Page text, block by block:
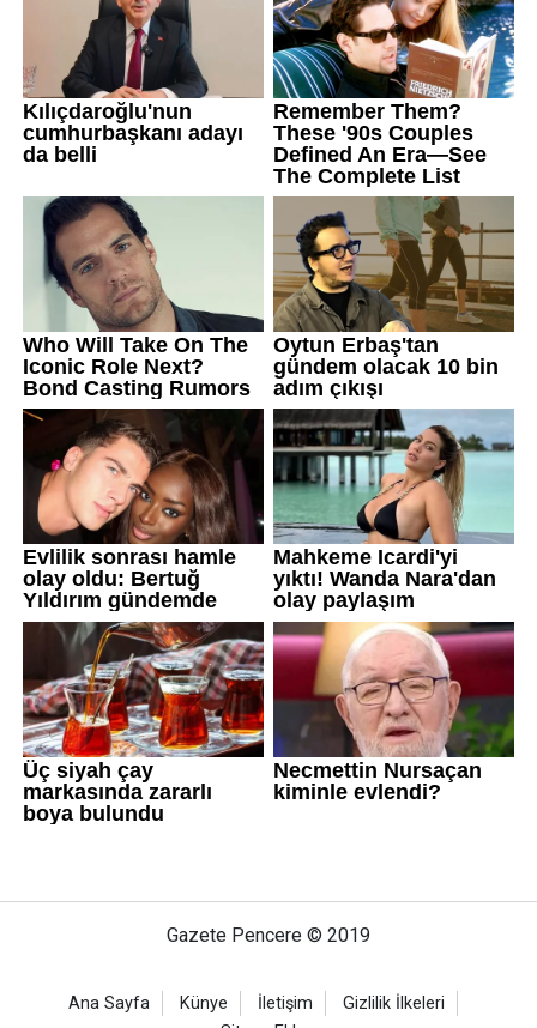
Gazete Pencere © 2019
Ana Sayfa Künye İletişim
Gizlilik İlkeleri